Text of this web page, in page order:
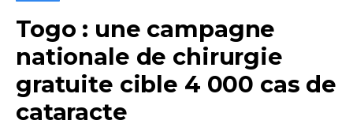
Togo : une campagne
nationale de chirurgie
gratuite cible 4 000 cas de
cataracte